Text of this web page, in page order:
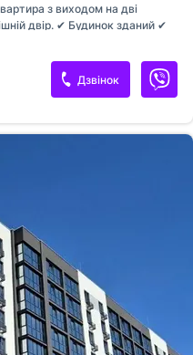
з виходом на дві
двір. ✔ Будинок зданий ✔
✔ Якісні вхідні двері та
цегли + утеплення
готовий дизайн-проєкт з
та облаштована
комерція поруч. За деталями
Дзвінок